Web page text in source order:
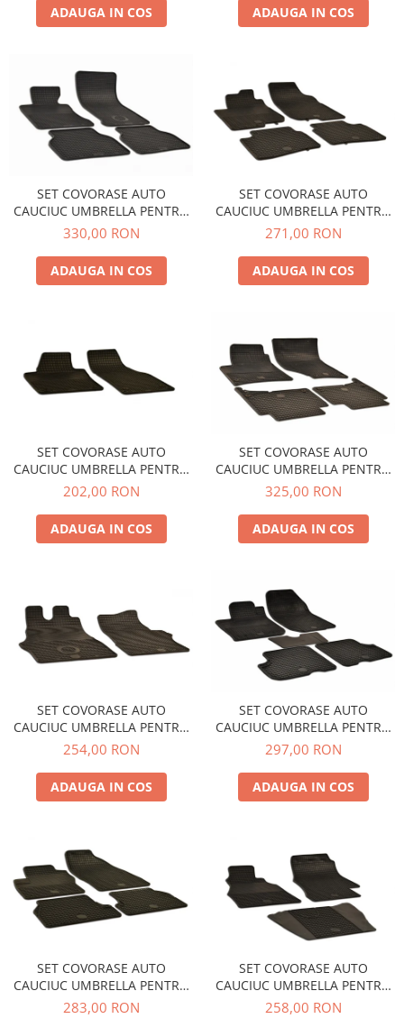
ADAUGA IN COS ADAUGA IN COS
SET COVORASE AUTO
CAUCIUC UMBRELLA PENTRU
BMW 5er (E60/E61) (2004-
2010)
330,00 RON
ADAUGA IN COS
SET COVORASE AUTO
CAUCIUC UMBRELLA PENTRU
HYUNDAI I30 - LIMOUSINE
(2007-2011) KIA CEE`D (2007-
2011)
271,00 RON
ADAUGA IN COS
SET COVORASE AUTO
CAUCIUC UMBRELLA PENTRU
VW CADDY (2003-2015).(2015-
2019) CADDY MAXI (2008-
2019) - 2 PCS
202,00 RON
ADAUGA IN COS
SET COVORASE AUTO
CAUCIUC UMBRELLA PENTRU
AUDI Q7 (2005-2015)
325,00 RON
ADAUGA IN COS
SET COVORASE AUTO
CAUCIUC UMBRELLA PENTRU
MERCEDES (W638) VITO (1995-
2003) - 2 PCS
254,00 RON
ADAUGA IN COS
SET COVORASE AUTO
CAUCIUC UMBRELLA PENTRU
DACIA DUSTER (2010-2018).
(2018-) - 5 PCS
297,00 RON
ADAUGA IN COS
SET COVORASE AUTO
CAUCIUC UMBRELLA PENTRU
FORD FOCUS II (2005-2010)
FOCUS III (2011-2018) C-MAX /
283,00 RON
SET COVORASE AUTO
CAUCIUC UMBRELLA PENTRU
MERCEDES (W901-W905)
SPRINTER (1995-2005) VW LT2
258,00 RON